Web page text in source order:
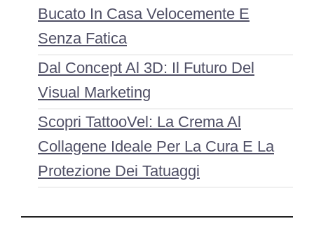
Bucato In Casa Velocemente E
Senza Fatica
Dal Concept Al 3D: Il Futuro Del
Visual Marketing
Scopri TattooVel: La Crema Al
Collagene Ideale Per La Cura E La
Protezione Dei Tatuaggi